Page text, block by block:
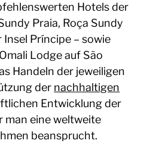
Hotels der
Praia, Roça Sundy
Príncipe – sowie
Lodge auf São
Handeln der jeweiligen
der nachhaltigen
Entwicklung der
man eine weltweite
beansprucht.